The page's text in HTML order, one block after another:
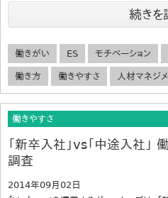
続きを
働きがい ES モチベーション
働き方 働きやすさ 人材マネジメ
働きやすさ
「新卒入社」vs「中途入社」
調査
2014年09月02日